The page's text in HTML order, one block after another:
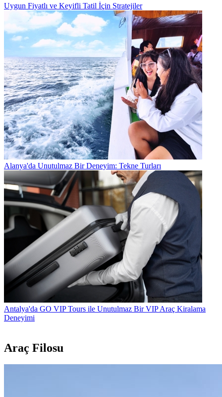
Uygun Fiyatlı ve Keyifli Tatil İçin Stratejiler
Alanya'da Unutulmaz Bir Deneyim: Tekne Turları
Antalya'da GO VIP Tours ile Unutulmaz Bir VIP Araç Kiralama
Deneyimi
Araç Filosu